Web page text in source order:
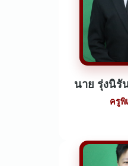
นาย รุ่งนิรั
ครูพิ